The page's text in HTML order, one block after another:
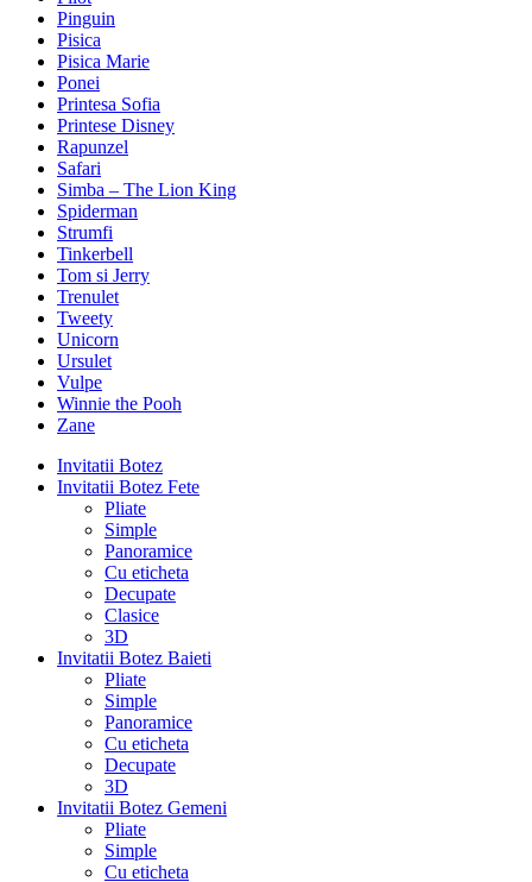
Pinguin
Pisica
Pisica Marie
Ponei
Printesa Sofia
Printese Disney
Rapunzel
Safari
Simba – The Lion King
Spiderman
Strumfi
Tinkerbell
Tom si Jerry
Trenulet
Tweety
Unicorn
Ursulet
Vulpe
Winnie the Pooh
Zane
Invitatii Botez
Invitatii Botez Fete
Pliate
Simple
Panoramice
Cu eticheta
Decupate
Clasice
3D
Invitatii Botez Baieti
Pliate
Simple
Panoramice
Cu eticheta
Decupate
3D
Invitatii Botez Gemeni
Pliate
Simple
Cu eticheta